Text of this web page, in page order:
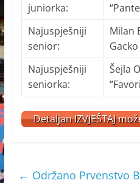
juniorka:
Najuspješniji
senior:
Milan
Gacko
Najuspješniji
seniorka:
Šejla
Detaljan IZVJEŠTAJ
← Održano Prvenstvo